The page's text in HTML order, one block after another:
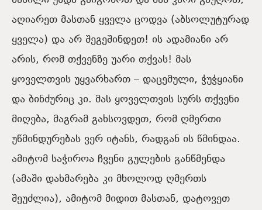
აღიარეთ მასთან ყველა ცოდვა (აბსოლუტურად
ყველა) და არ შეგეშინდეთ! ის ადამიანი არ
არის, რომ თქვენზე უარი თქვას! მას
ყოველთვის უყვარხართ – დაცემული, ჭუჭყიანი
და ბინძურიც კი. მას ყოველთვის სურს თქვენი
მიღება, მაგრამ გახსოვდეთ, რომ ღმერთი
უწმინდურებას ვერ იტანს, რადგან ის წმინდაა.
ამიტომ საჭიროა ჩვენი გულების განწმენდა
(ამაში დახმარება კი მხოლოდ ღმერთს
შეუძლია), ამიტომ მიდით მასთან, დატოვეთ